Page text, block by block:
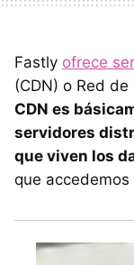
Fastly ofrece
(CDN) o Red
CDN es
servidores
que viven los
que